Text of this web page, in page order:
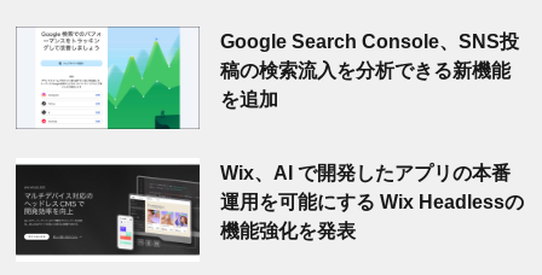
Google Search Console、SNS投
稿の検索流入を分析できる新機能
を追加
Wix、AI で開発したアプリの本番
運用を可能にする Wix Headlessの
機能強化を発表